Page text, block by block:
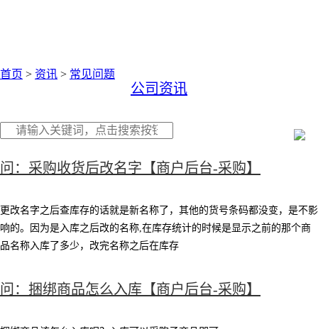
首页 > 资讯 > 常见问题
公司资讯
问：采购收货后改名字【商户后台-采购】
更改名字之后查库存的话就是新名称了，其他的货号条码都没变，是不影
响的。因为是入库之后改的名称,在库存统计的时候是显示之前的那个商
品名称入库了多少，改完名称之后在库存
问：捆绑商品怎么入库【商户后台-采购】